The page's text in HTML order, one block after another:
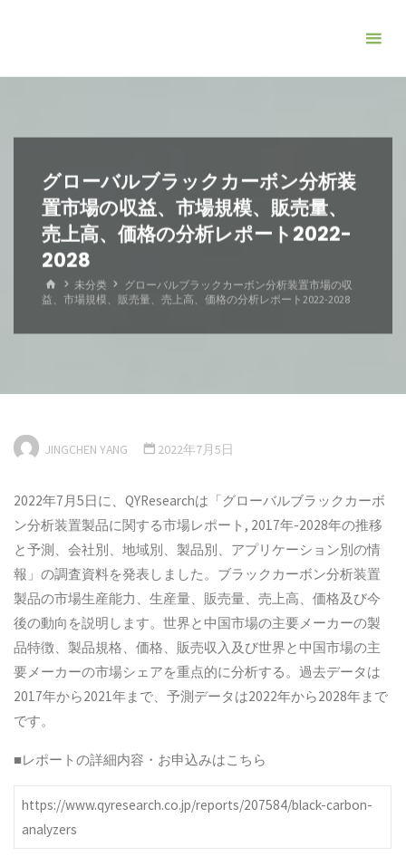
グローバルブラックカーボン分析装
置市場の収益、市場規模、販売量、
売上高、価格の分析レポート2022-
2028
ホ
ー
未分类
グローバルブラックカーボン分析装置市場の収
益、市場規模、販売量、売上高、価格の分析レポート2022-2028
JINGCHEN YANG 2022年7月5日
2022年7月5日に、QYResearchは「グローバルブラックカーボ
ン分析装置製品に関する市場レポート, 2017年-2028年の推移
と予測、会社別、地域別、製品別、アプリケーション別の情
報」の調査資料を発表しました。ブラックカーボン分析装置
製品の市場生産能力、生産量、販売量、売上高、価格及び今
後の動向を説明します。世界と中国市場の主要メーカーの製
品特徴、製品規格、価格、販売収入及び世界と中国市場の主
要メーカーの市場シェアを重点的に分析する。過去データは
2017年から2021年まで、予測データは2022年から2028年まで
です。
■レポートの詳細内容・お申込みはこちら
https://www.qyresearch.co.jp/reports/207584/black-carbon-
analyzers